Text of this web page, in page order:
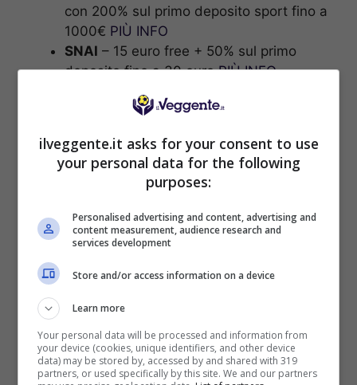
con 200% sul primo deposito sport fino a
1000€ PIÙ INFO
SNAI – 15 euro free + 50% sul primo
deposito fino a 30 euroPIÙ INFO
LOTTOMATICA
casinò con 200% sul primo deposito sport
ISCRIVITI al canale TELEGRAMper ricevere
GRATIS le notifiche con altri pronostici last
minute esclusivi anche su MARCATORI, TIRI E
AMMONITI:CLICCA QUI
BONUS SPORTBET: 100€ SUBITO
Bonus 50€ SENZA deposito + fino a 50€ di
rimborso
ilveggente.it asks for your consent to use
your personal data for the following
purposes:
Personalised advertising and content, advertising and
content measurement, audience research and
services development
Store and/or access information on a device
Learn more
Your personal data will be processed and information from
your device (cookies, unique identifiers, and other device
data) may be stored by, accessed by and shared with 319
partners, or used specifically by this site. We and our partners